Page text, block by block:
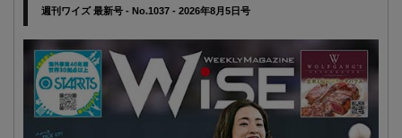
週刊ワイズ 最新号 - No.1037 - 2026年8月5日号